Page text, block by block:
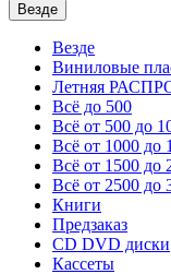
Везде
Везде
Виниловые
Летняя
Всё до 500
Всё от 500 до
Всё от 1000 до
Всё от 1500 до
Всё от 2500 до
Книги
Предзаказ
CD DVD диски
Кассеты